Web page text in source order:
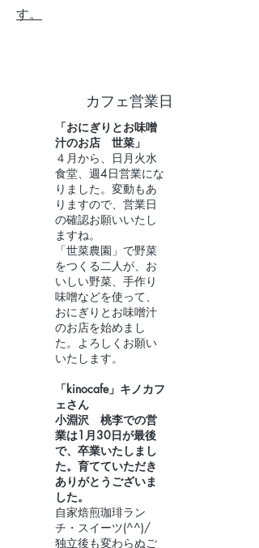
す。
​カフェ営業日
「おにぎりとお味噌
汁のお店 世菜」
４月から、日月火水
食堂、週4日営業にな
りました。変動もあ
りますので、営業日
の確認お願いいたし
ますね。
​「世菜農園」で野菜
をつくる二人が、お
いしい野菜、手作り
味噌などを使って、
おにぎりとお味噌汁
のお店を始めまし
た。よろしくお願い
いたします。
「kinocafe」キノカフ
ェさん
小淵沢 桃李での営
業は1月30日が最後
で、卒業いたしまし
た。育てていただき
ありがとうございま
した。
自家焙煎珈琲ラン
チ・スイーツ(^^)/
独立後も変わらぬご